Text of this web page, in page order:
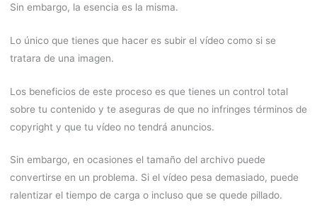
Sin embargo, la esencia es la misma.
Lo único que tienes que hacer es subir el vídeo como si se
tratara de una imagen.
Los beneficios de este proceso es que tienes un control total
sobre tu contenido y te aseguras de que no infringes términos de
copyright y que tu vídeo no tendrá anuncios.
Sin embargo, en ocasiones el tamaño del archivo puede
convertirse en un problema. Si el vídeo pesa demasiado, puede
ralentizar el tiempo de carga o incluso que se quede pillado.